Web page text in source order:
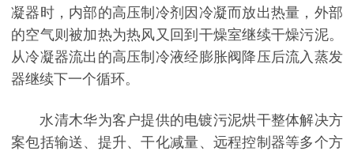
凝器时，内部的高压制冷剂因冷凝而放出热量，外部
的空气则被加热为热风又回到干燥室继续干燥污泥。
从冷凝器流出的高压制冷液经膨胀阀降压后流入蒸发
器继续下一个循环。
水清木华为客户提供的电镀污泥烘干整体解决方
案包括输送、提升、干化减量、远程控制器等多个方